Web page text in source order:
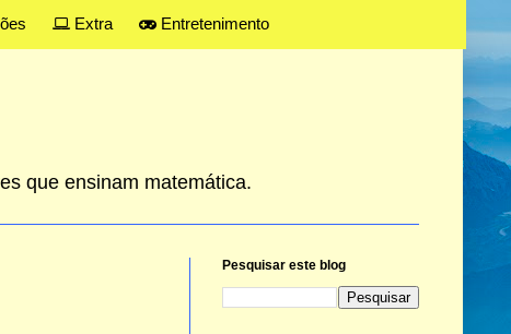
Extra Entretenimento
que ensinam matemática.
Pesquisar este blog